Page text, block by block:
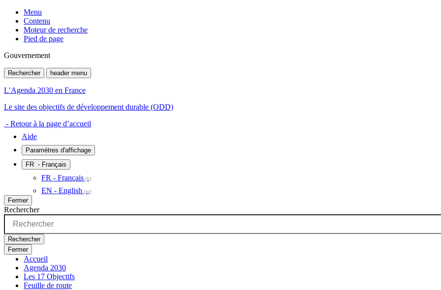
Menu
Contenu
Moteur de recherche
Pied de page
Gouvernement
Rechercher header menu
L’Agenda 2030 en France
Le site des objectifs de développement durable (ODD)
- Retour à la page d’accueil
Aide
Paramètres d'affichage
FR - Français
FR - Français
EN - English
Fermer
Rechercher
Rechercher
Fermer
Accueil
Agenda 2030
Les 17 Objectifs
Feuille de route